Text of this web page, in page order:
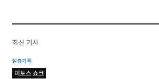
최신 기사
심층기획
미토스 쇼크